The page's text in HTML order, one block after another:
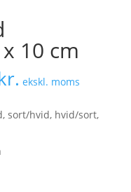
10 cm
ekskl. moms
sort/hvid, hvid/sort,